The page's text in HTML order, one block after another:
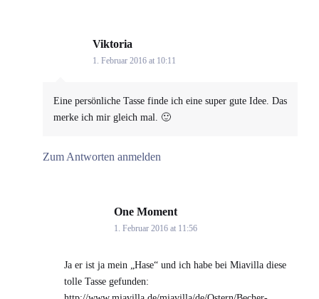
Viktoria
1. Februar 2016 at 10:11
Eine persönliche Tasse finde ich eine super gute Idee. Das
merke ich mir gleich mal. 🙂
Zum Antworten anmelden
One Moment
1. Februar 2016 at 11:56
Ja er ist ja mein „Hase“ und ich habe bei Miavilla diese
tolle Tasse gefunden: